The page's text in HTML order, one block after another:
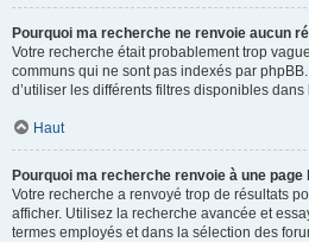
Pourquoi ma recherche ne renvoie aucun
Votre recherche était probablement trop
communs qui ne sont pas indexés par
d’utiliser les différents filtres disponibles
Haut
Pourquoi ma recherche renvoie à une page
Votre recherche a renvoyé trop de résultats
afficher. Utilisez la recherche avancée et
termes employés et dans la sélection des